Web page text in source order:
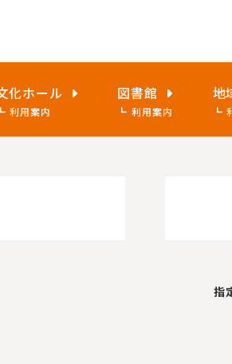
化ホール
利用案内
図書館
利用案内
地
指